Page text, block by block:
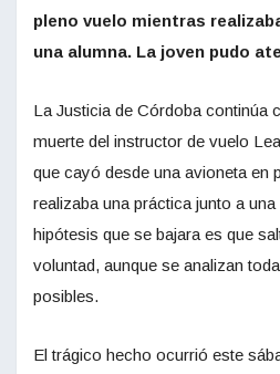
pleno vuelo mientras
una alumna. La joven pudo
La Justicia de Córdoba continúa
muerte del instructor de vuelo
que cayó desde una avioneta en
realizaba una práctica junto a
hipótesis que se bajara es que
voluntad, aunque se analizan
posibles.
El trágico hecho ocurrió este